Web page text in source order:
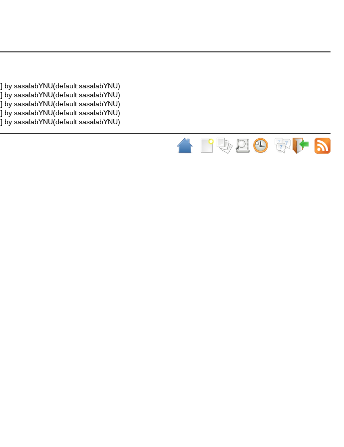
] by sasalabYNU(default:sasalabYNU)
] by sasalabYNU(default:sasalabYNU)
] by sasalabYNU(default:sasalabYNU)
] by sasalabYNU(default:sasalabYNU)
] by sasalabYNU(default:sasalabYNU)